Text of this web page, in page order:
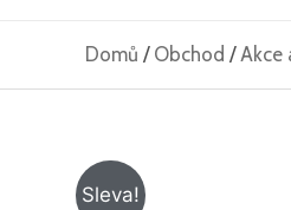
Domů / Obchod /Akce
Sleva!